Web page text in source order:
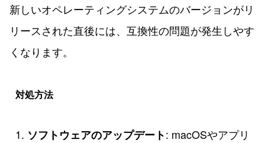
新しいオペレーティングシステムのバージョンがリ
リースされた直後には、互換性の問題が発生しやす
くなります。
対処方法
ソフトウェアのアップデート: macOSやアプリ